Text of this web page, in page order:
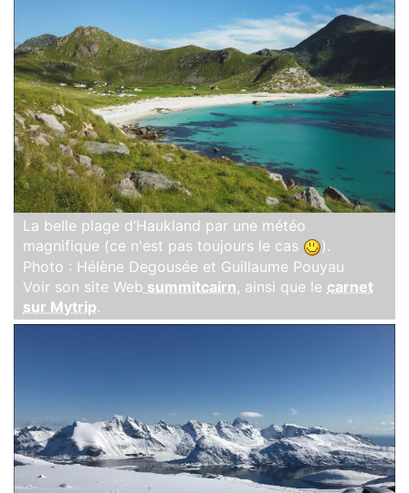
La belle plage d’Haukland par une météo
magnifique (ce n'est pas toujours le cas
).
Photo : Hélène Degousée et Guillaume Pouyau
Voir son site Web summitcairn, ainsi que le carnet
sur Mytrip.